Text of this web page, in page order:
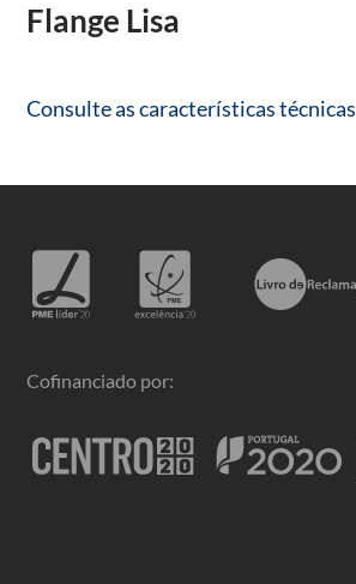
Flange Lisa
Consulte as características técnicas
Cofinanciado por: